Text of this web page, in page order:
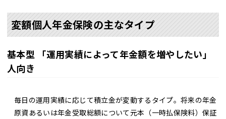
変額個人年金保険の主なタイプ
基本型 「運用実績によって年金額を増やしたい」
人向き
毎日の運用実績に応じて積立金が変動するタイプ。将来の年金
原資あるいは年金受取総額について元本（一時払保険料）保証